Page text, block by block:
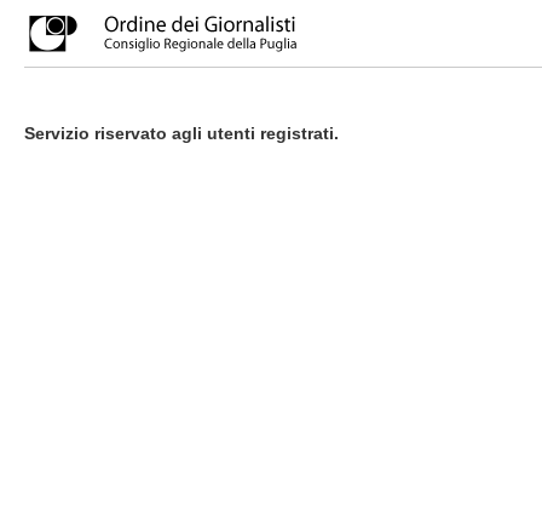
Servizio riservato agli utenti registrati.